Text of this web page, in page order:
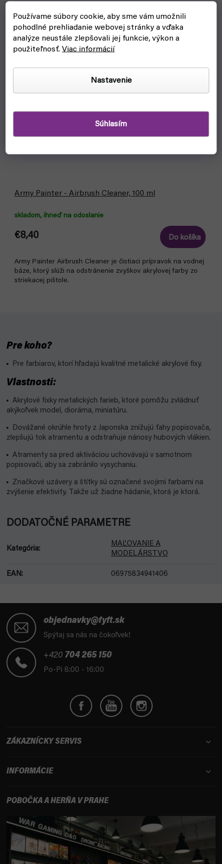
Používame súbory cookie, aby sme vám umožnili
pohodlné prehliadanie webovej stránky a vďaka
analýze neustále zlepšovali jej funkcie, výkon a
použiteľnosť.Viac informácií
Nastavenie
Súhlasím
Army Painter - Airbrush Cleaner, 100 ml
skladom, ihneď na odoslanie
€8,40 Do košíka
Army Painter Airbrush Cleaner je čistiaci prípravok na vodnej
báze, ktorý slúži na odstránenie zvyškov akrylovej farby zo
striekacej pištole.
Pre koho?
Pre farbiarov, ktorí hľadajú kvalitné metalické akrylové fixy.
Vlastnosti:
Akrylové fixky metalických farieb, ktoré pomôžu zvládnuť
akýkoľvek model, dioráma, miniatúru.
Dovážané okrúhle hroty z Japonska znižujú ťahy popisovača,
zlepšujú tok atramentu a odstraňuje nánosy hubových vlákien.
Atramenty sa pred aktiváciou uchovávajú v samotnom
popisovači, aby sa zabránilo vysychaniu.
Značkové uzávery a štítky sú označené svojimi farbami na
zvýšenie efektivity. Takže už žiadne hádanie, ktorá je ktorá.
DODATOČNÉ PARAMETRE
Kategória:
MAĽOVANIE A
MODELÁRSTVO
EAN: 06975834941406
objednavky@fyft.sk
Spýtaj sa nás na čokoľvek!
+420 704 265 150
Po-Pi 8:00 - 16:00
ZÁKAZNÍCKY SERVIS
INFORMÁCIE
POBOČKA A HERŇA V PRAHE